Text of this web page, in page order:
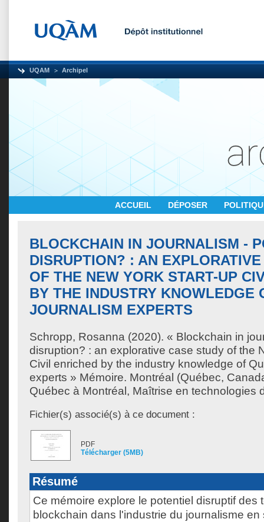
UQAM Archipel
ACCUEIL DÉPOSER
BLOCKCHAIN IN JOURNALISM -
DISRUPTION? : AN
OF THE NEW YORK START-UP
BY THE INDUSTRY KNOWLEDGE
JOURNALISM EXPERTS
Schropp, Rosanna (2020). « Blockchain in
disruption? : an explorative case study of the
Civil enriched by the industry knowledge of
experts » Mémoire. Montréal (Québec,
Québec à Montréal, Maîtrise en technologies
Fichier(s) associé(s) à ce document :
PDF
Télécharger (5MB)
Résumé
Ce mémoire explore le potentiel disruptif des
blockchain dans l'industrie du journalisme